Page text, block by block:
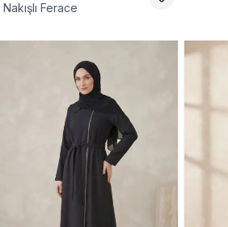
Nakışlı Ferace